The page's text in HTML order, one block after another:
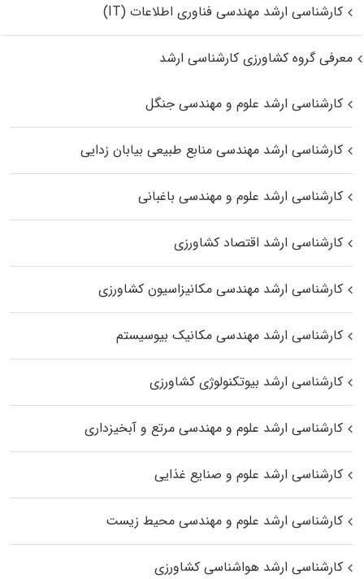
کارشناسی ارشد مهندسی فناوری اطلاعات (IT)
معرفی گروه کشاورزی کارشناسی ارشد
کارشناسی ارشد علوم و مهندسی جنگل
کارشناسی ارشد مهندسی منابع طبیعی بیابان زدایی
کارشناسی ارشد علوم و مهندسی باغبانی
کارشناسی ارشد اقتصاد کشاورزی
کارشناسی ارشد مهندسی مکانیزاسیون کشاورزی
کارشناسی ارشد مهندسی مکانیک بیوسیستم
کارشناسی ارشد بیوتکنولوژی کشاورزی
کارشناسی ارشد علوم و مهندسی مرتع و آبخیزداری
کارشناسی ارشد علوم و صنایع غذایی
کارشناسی ارشد علوم و مهندسی محیط زیست
کارشناسی ارشد هواشناسی کشاورزی